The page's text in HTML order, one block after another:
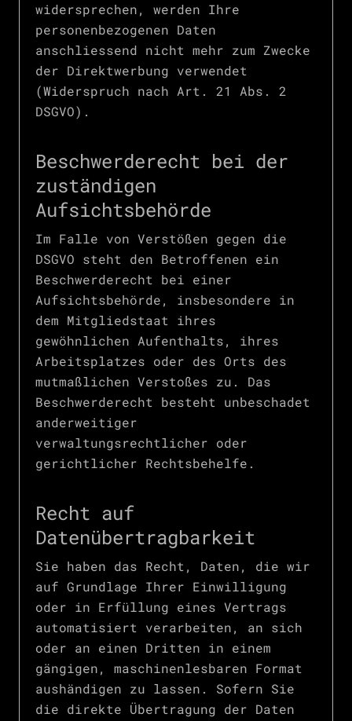
widersprechen, werden Ihre
personenbezogenen Daten
anschliessend nicht mehr zum Zwecke
der Direktwerbung verwendet
(Widerspruch nach Art. 21 Abs. 2
DSGVO).
Beschwerde­recht bei der
zuständigen
Aufsichts­behörde
Im Falle von Verstößen gegen die
DSGVO steht den Betroffenen ein
Beschwerderecht bei einer
Aufsichtsbehörde, insbesondere in
dem Mitgliedstaat ihres
gewöhnlichen Aufenthalts, ihres
Arbeitsplatzes oder des Orts des
mutmaßlichen Verstoßes zu. Das
Beschwerderecht besteht unbeschadet
anderweitiger
verwaltungsrechtlicher oder
gerichtlicher Rechtsbehelfe.
Recht auf
Daten­übertrag­barkeit
Sie haben das Recht, Daten, die wir
auf Grundlage Ihrer Einwilligung
oder in Erfüllung eines Vertrags
automatisiert verarbeiten, an sich
oder an einen Dritten in einem
gängigen, maschinenlesbaren Format
aushändigen zu lassen. Sofern Sie
die direkte Übertragung der Daten